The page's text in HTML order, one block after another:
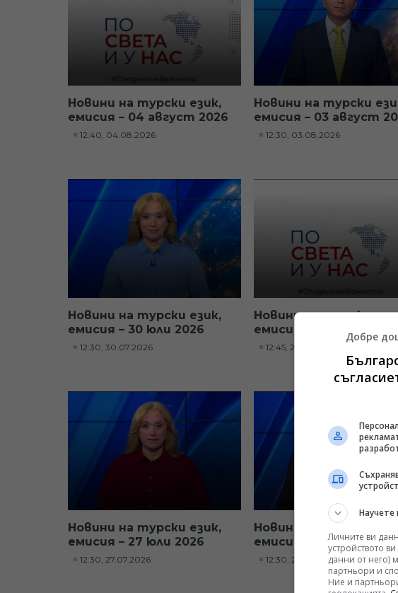
Новини на турски език,
емисия – 04 август 2026
12:40, 04.08.2026
Новини на турски
емисия – 03 август
12:30, 03.08.2026
Новини на турски език,
емисия – 30 юли 2026
12:30, 30.07.2026
Новини на турски
емисия – 29 юли 2026
12:45, 29.07.2026
Новини на турски език,
емисия – 27 юли 2026
12:30, 27.07.2026
Новини на турски
емисия – 24 юли 2026
12:30, 24.07.2026
Добре
Научете
Личните ви
устройството
данни от него)
партньори и
Ние и